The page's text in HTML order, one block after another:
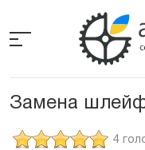
the
Замена
4